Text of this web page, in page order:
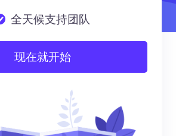
全天候支持团队
现在就开始